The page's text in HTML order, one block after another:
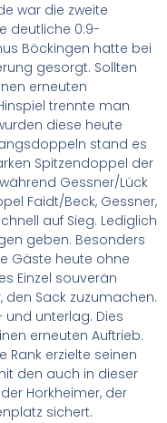
war die zweite
deutliche 0:9-
Böckingen hatte bei
gesorgt. Sollten
erneuten
trennte man
diese heute
stand es
Spitzendoppel der
Gessner/Lück
Faidt/Beck, Gessner,
auf Sieg. Lediglich
geben. Besonders
Gäste heute ohne
Einzel souverän
Sack zuzumachen.
und unterlag. Dies
erneuten Auftrieb.
Rank erzielte seinen
den auch in dieser
Horkheimer, der
sichert.